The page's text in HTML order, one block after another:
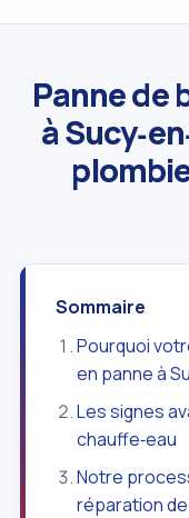
Panne de
à
Sommaire
Pourquoi
en panne à
Les signes
chauffe‑eau
Notre
réparation de